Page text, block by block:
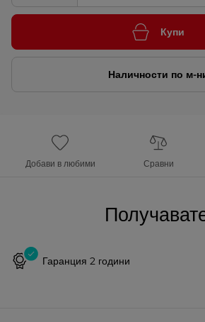
Купи
Наличности по м-
Добави в любими Сравни
Гаранция 2 години